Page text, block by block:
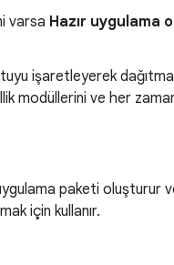
varsa Hazır uygulama
işaretleyerek
modüllerini ve her
paketi oluşturur
için kullanır.